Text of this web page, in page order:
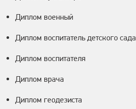
Диплом военный
Диплом воспитатель детского сада
Диплом воспитателя
Диплом врача
Диплом геодезиста